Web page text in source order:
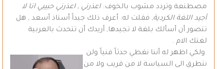
مصطنعة وتردد مشوب بالخوف:اعذرني , اعذرني حبيبي انا لا
أجيد اللغة الكردية, فقلت له: أعرف ذلك جيداً أستاذ أسعد , هل
تتصور أن أسألك بلغة لا تجيدها, أريدك أن تتحدث بالعربية
لغتك الام .
ولكي اظهر له أننا نغطي حدثاً فنياً ولن
نتطرق الى السياسة لا من قريب ولا من